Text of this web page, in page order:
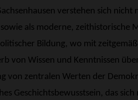
verstehen sich nicht
als moderne, zeithistorische
Bildung, wo mit
von Wissen und Kenntnissen
von zentralen Werten der
Geschichtsbewusstsein, das